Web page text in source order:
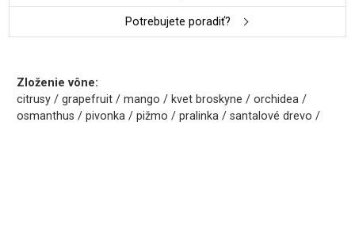
Potrebujete poradiť?
Zloženie vône:
citrusy / grapefruit / mango / kvet broskyne / orchidea /
osmanthus / pivonka / pižmo / pralinka / santalové drevo /